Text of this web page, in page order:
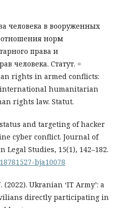
человека в вооруженных
норм
права и
человека. Статут. =
rights in armed conflicts:
humanitarian
rights law. Statut.
and targeting of hacker
cyber conflict. Journal of
Studies, 15(1), 142–182.
bja10078
Ukranian ‘IT Army’: a
directly participating in